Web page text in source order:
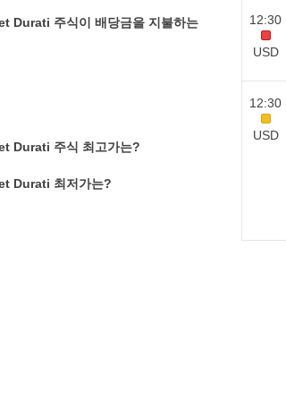
주식이 배당금을 지불하는
Durati 주식 최고가는?
Durati 최저가는?
12:30
USD
12:30
USD